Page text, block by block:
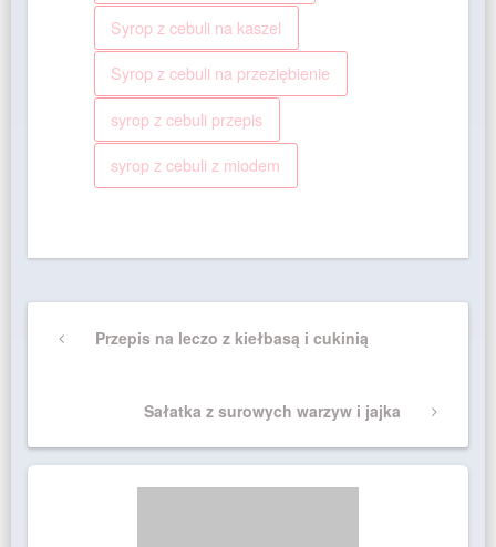
Syrop z cebuli na kaszel
Syrop z cebuli na przeziębienie
syrop z cebuli przepis
syrop z cebuli z miodem
wpisuPreviousPrzepis na leczo z kiełbasą i cukinią
Next
Sałatka z surowych warzyw i jajka